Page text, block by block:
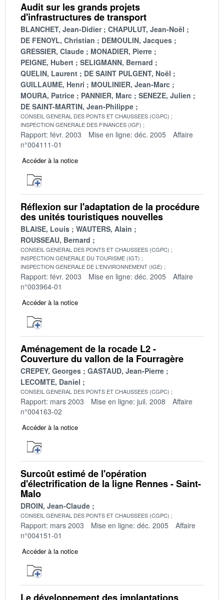
Audit sur les grands projets
d'infrastructures de transport
BLANCHET, Jean-Didier
CHAPULUT, Jean-Noël
DE FENOYL, Christian
DEMOULIN, Jacques
GRESSIER, Claude
MONADIER, Pierre
PEIGNE, Hubert
SELIGMANN, Bernard
QUELIN, Laurent
DE SAINT PULGENT, Noël
GUILLAUME, Henri
MOULINIER, Jean-Marc
MOURA, Patrice
PANNIER, Marc
SENEZE, Julien
DE SAINT-MARTIN, Jean-Philippe
CONSEIL GENERAL DES PONTS ET CHAUSSEES (CGPC)
INSPECTION GENERALE DES FINANCES (IGF)
Rapport: févr. 2003 Mise en ligne: déc. 2005
Affaire
n°004111-01
Accéder à la notice
Réflexion sur l'adaptation de la procédure
des unités touristiques nouvelles
BLAISE, Louis
WAUTERS, Alain
ROUSSEAU, Bernard
CONSEIL GENERAL DES PONTS ET CHAUSSEES (CGPC)
INSPECTION GENERALE DU TOURISME (IGT)
INSPECTION GENERALE DE L'ENVIRONNEMENT (IGE)
Rapport: févr. 2003 Mise en ligne: déc. 2005
Affaire
n°003964-01
Accéder à la notice
Aménagement de la rocade L2 -
Couverture du vallon de la Fourragère
CREPEY, Georges
GASTAUD, Jean-Pierre
LECOMTE, Daniel
CONSEIL GENERAL DES PONTS ET CHAUSSEES (CGPC)
Rapport: mars 2003 Mise en ligne: juil. 2008
Affaire
n°004163-02
Accéder à la notice
Surcoût estimé de l'opération
d'électrification de la ligne Rennes - Saint-
Malo
DROIN, Jean-Claude
CONSEIL GENERAL DES PONTS ET CHAUSSEES (CGPC)
Rapport: mars 2003 Mise en ligne: déc. 2005
Affaire
n°004151-01
Accéder à la notice